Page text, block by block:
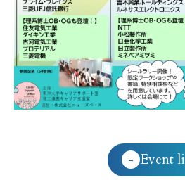
→ Event